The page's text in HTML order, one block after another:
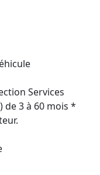
Services
de 3 à 60 mois *